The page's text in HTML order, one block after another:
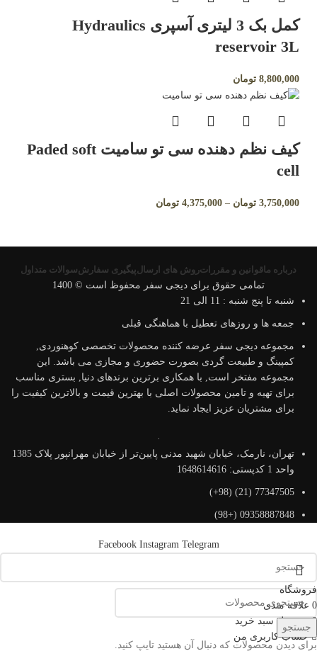
کمل بک 3 لیتری آسپری Hydraulics
reservoir 3L
8,800,000 تومان
کیف نظم دهنده سی تو سامیت Paded soft
cell
3,750,000 تومان –
4,375,000 تومان
درباره ما قوانین و مقرراتروش های ارسالپیگیری سفارشسوالات متداول
تمامی حقوق برای دیجی سفر محفوظ است © 1400
شنبه تا پنج شنبه : 11 الی 21
جمعه ها و روزهای تعطیل با هماهنگی قبلی
مجموعه دیجی سفر عرضه کننده محصولات تخصصی کوهنوردی,
کمپینگ و طبیعت گردی بصورت حضوری و مجازی می باشد. این
مجموعه مفتخر است, با همکاری برترین برندهای دنیا, بستری مناسب
برای تهیه و تامین محصولات اصلی با بهترین قیمت و بالاترین کیفیت را
برای مشتریان عزیز ایجاد نماید.
تهران، نارمک، خیابان شهید مدنی پایین‌تر از خیابان مهرانپور پلاک 1385
واحد 1 کدپستی: 1648614616
77347505 (21) (98+)
09358887848 (+98)
Facebook Instagram Telegram
جستجو
برای دیدن محصولات که دنبال آن هستید تایپ کنید.
فروشگاه
0 علاقه مندی
0 محصول سبد خرید
حساب کاربری من